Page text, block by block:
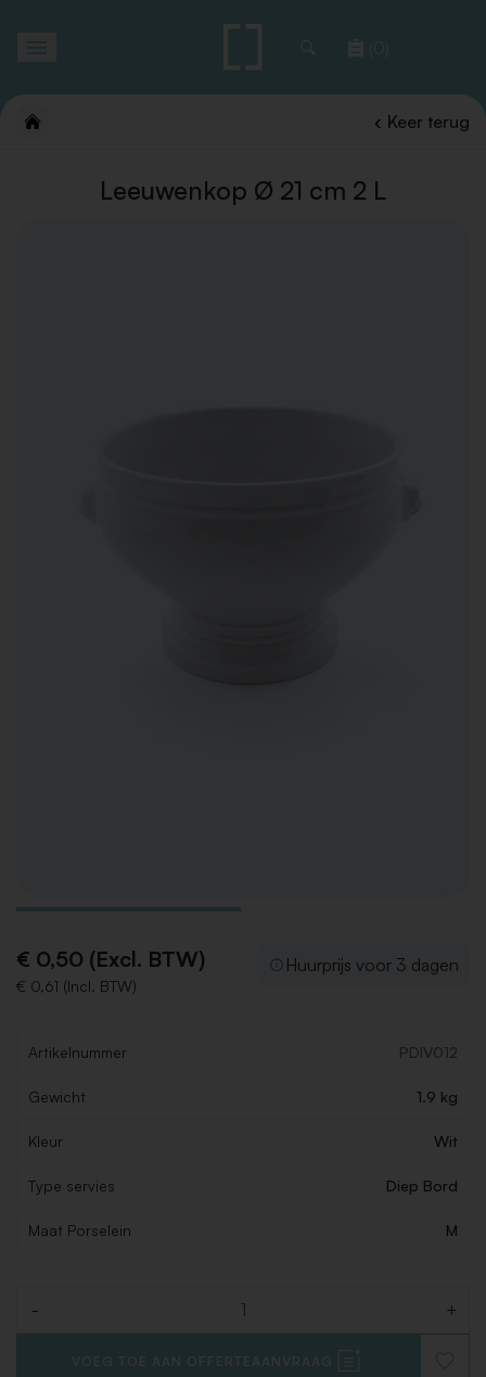
(0)
Keer terug
Leeuwenkop Ø 21 cm 2 L
€ 0,50 (Excl. BTW)
€ 0,61 (Incl. BTW)
Huurprijs voor 3 dagen
Artikelnummer PDIV012
Gewicht 1.9 kg
Kleur Wit
Type servies Diep Bord
Maat Porselein M
- +
VOEG TOE AAN OFFERTEAANVRAAG